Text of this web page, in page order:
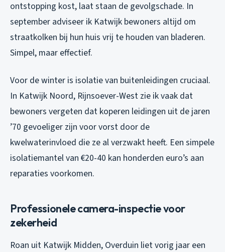
ontstopping kost, laat staan de gevolgschade. In
september adviseer ik Katwijk bewoners altijd om
straatkolken bij hun huis vrij te houden van bladeren.
Simpel, maar effectief.
Voor de winter is isolatie van buitenleidingen cruciaal.
In Katwijk Noord, Rijnsoever-West zie ik vaak dat
bewoners vergeten dat koperen leidingen uit de jaren
’70 gevoeliger zijn voor vorst door de
kwelwaterinvloed die ze al verzwakt heeft. Een simpele
isolatiemantel van €20-40 kan honderden euro’s aan
reparaties voorkomen.
Professionele camera-inspectie voor
zekerheid
Roan uit Katwijk Midden, Overduin liet vorig jaar een